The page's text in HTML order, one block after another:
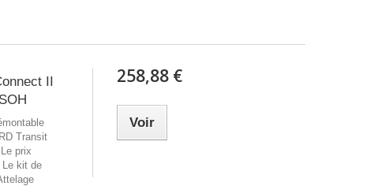
II
Transit
prix
kit de
258,88 €
Voir